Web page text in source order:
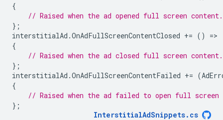
{
// Raised when the ad opened full screen content.
};
interstitialAd .OnAdFullScreenContentClosed += () =
{
// Raised when the ad closed full screen content.
};
interstitialAd .OnAdFullScreenContentFailed += (
{
// Raised when the ad failed to open full screen
};
InterstitialAdSnippets. cs